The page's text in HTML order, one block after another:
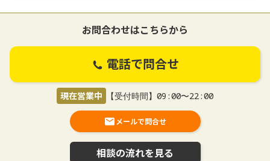
お問合わせはこちらから
電話で問合せ
現在営業中 【受付時間】09:00〜22:00
メールで問合せ
相談の流れを見る